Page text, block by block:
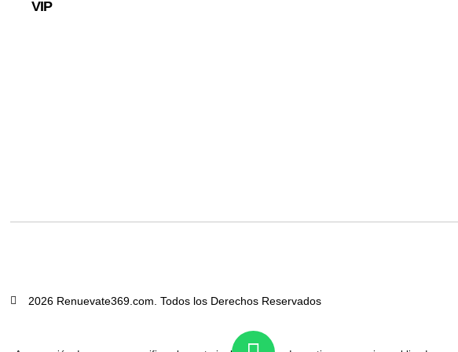
VIP
2026 Renuevate369.com. Todos los Derechos Reservados